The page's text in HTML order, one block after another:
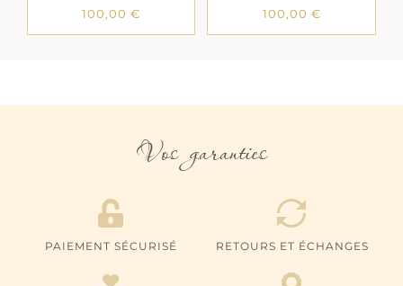
100,00€ 100,00 €
Vos garanties
PAIEMENT SÉCURISÉ RETOURS ET ÉCHANGES